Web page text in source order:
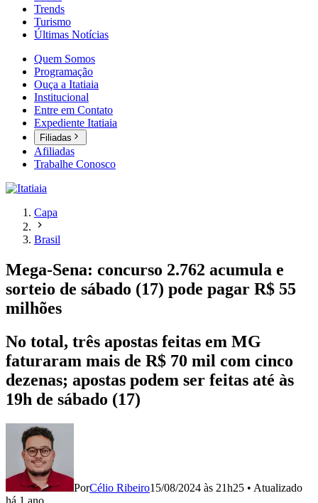
Trends
Turismo
Últimas Notícias
Quem Somos
Programação
Ouça a Itatiaia
Institucional
Entre em Contato
Expediente Itatiaia
Filiadas
Afiliadas
Trabalhe Conosco
Capa
Brasil
Mega-Sena: concurso 2.762 acumula e
sorteio de sábado (17) pode pagar R$ 55
milhões
No total, três apostas feitas em MG
faturaram mais de R$ 70 mil com cinco
dezenas; apostas podem ser feitas até às
19h de sábado (17)
PorCélio Ribeiro15/08/2024 às 21h25 • Atualizado
há 1 ano